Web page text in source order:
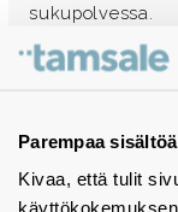
Parempaa
Kivaa, että tulit
sukupolvessa.
Ota yhteyttä -
Tuotekuvastot
Instagram